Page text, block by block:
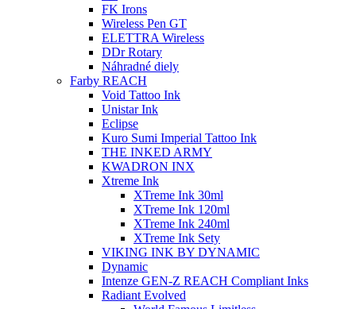
FK Irons
Wireless Pen GT
ELETTRA Wireless
DDr Rotary
Náhradné diely
Farby REACH
Void Tattoo Ink
Unistar Ink
Eclipse
Kuro Sumi Imperial Tattoo Ink
THE INKED ARMY
KWADRON INX
Xtreme Ink
XTreme Ink 30ml
XTreme Ink 120ml
XTreme Ink 240ml
XTreme Ink Sety
VIKING INK BY DYNAMIC
Dynamic
Intenze GEN-Z REACH Compliant Inks
Radiant Evolved